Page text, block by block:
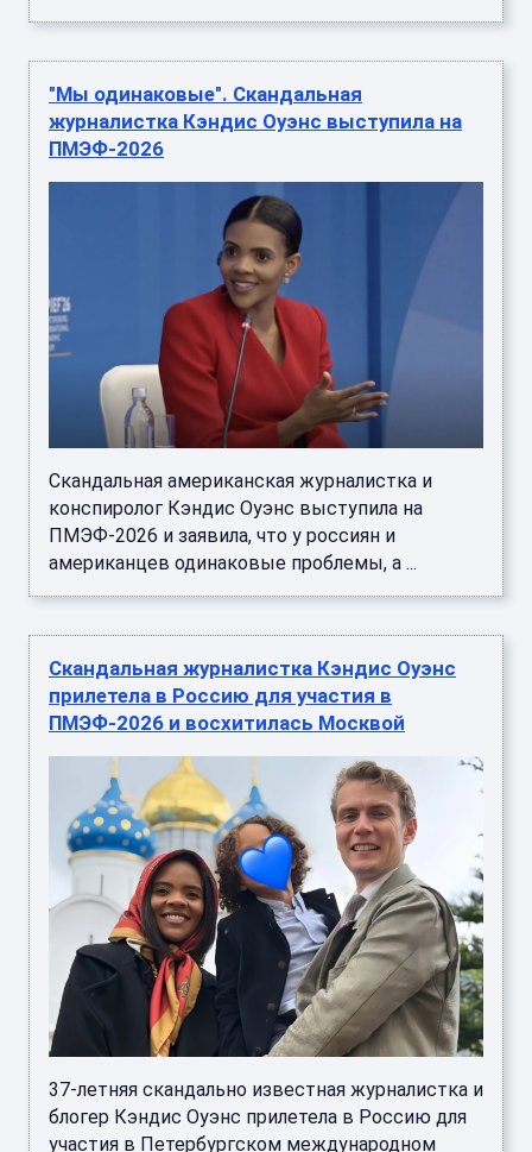
"Мы одинаковые". Скандальная
журналистка Кэндис Оуэнс выступила на
ПМЭФ-2026
Скандальная американская журналистка и
конспиролог Кэндис Оуэнс выступила на
ПМЭФ-2026 и заявила, что у россиян и
американцев одинаковые проблемы, а ...
Скандальная журналистка Кэндис Оуэнс
прилетела в Россию для участия в
ПМЭФ-2026 и восхитилась Москвой
37-летняя скандально известная журналистка и
блогер Кэндис Оуэнс прилетела в Россию для
участия в Петербургском международном